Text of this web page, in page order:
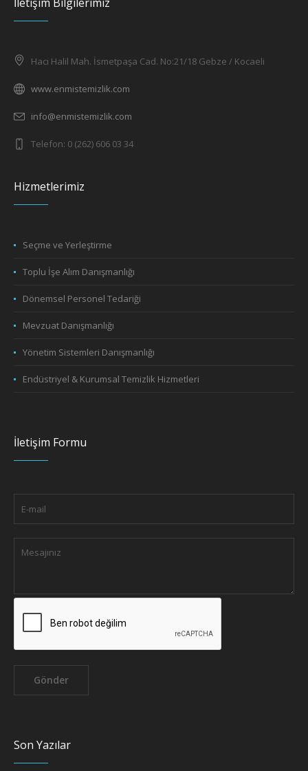
Hacı Halil Mah. İsmetpaşa Cad. No:21/18 Gebze / Kocaeli
www.enmistemizlik.com
info@enmistemizlik.com
Telefon: 0 (262) 606 03 34
Hizmetlerimiz
Seçme ve Yerleştirme
Toplu İşe Alım Danışmanlığı
Dönemsel Personel Tedariği
Mevzuat Danışmanlığı
Yönetim Sistemleri Danışmanlığı
Endüstriyel & Kurumsal Temizlik Hizmetleri
İletişim Formu
Son Yazılar